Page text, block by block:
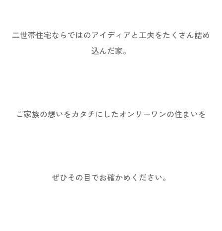
二世帯住宅ならではのアイディアと工夫をたくさん詰め
込んだ家。
ご家族の想いをカタチにしたオンリーワンの住まいを
ぜひその目でお確かめください。